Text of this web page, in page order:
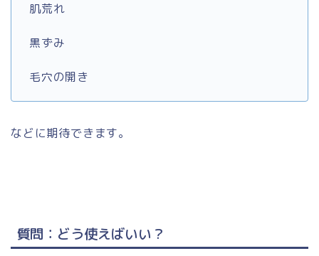
肌荒れ
黒ずみ
毛穴の開き
などに期待できます。
質問：どう使えばいい？